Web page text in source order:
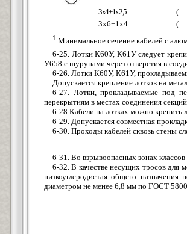
3х4+1х2,5
(
3х6+1х4
(
1 Минимальное сечение кабелей с
6-25. Лотки К60У, К61У следует
У658 с шурупами через отверстия в
6-26. Лотки К60У, К61У,
Допускается крепление лотков на
6-27. Лотки, прокладываемые под
перекрытиям в местах соединения
6-28 Кабели на лотках можно
6-29. Допускается совместная
6-30. Проходы кабелей сквозь стены
6-31. Во взрывоопасных зонах
6-32. В качестве несущих тросов для
низкоуглеродистая общего
диаметром не менее 6,8 мм по ГОСТ